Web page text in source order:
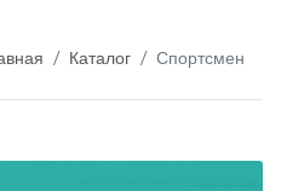
Каталог Спортсмен